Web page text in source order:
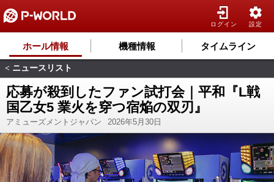
ログイン 設定
ホール情報 機種情報 タイムライン
< ニュースリスト
応募が殺到したファン試打会｜平和『L戦
国乙女5 業火を穿つ宿焔の双刃』
アミューズメントジャパン 2026年5月30日